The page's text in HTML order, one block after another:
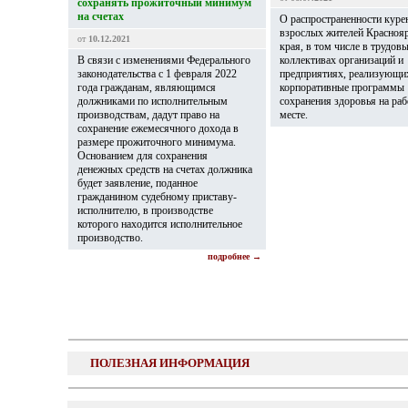
сохранять прожиточный минимум
на счетах
от 10.12.2021
В связи c изменениями Федерального
законодательства с 1 февраля 2022
года гражданам, являющимся
должниками по исполнительным
производствам, дадут право на
сохранение ежемесячного дохода в
размере прожиточного минимума.
Основанием для сохранения
денежных средств на счетах должника
будет заявление, поданное
гражданином судебному приставу-
исполнителю, в производстве
которого находится исполнительное
производство.
подробнее →
О распространенности
взрослых жителей
края, в том числе в
коллективах организаций и
предприятиях,
корпоративные программы
сохранения здоровья на
месте.
ПОЛЕЗНАЯ ИНФОРМАЦИЯ